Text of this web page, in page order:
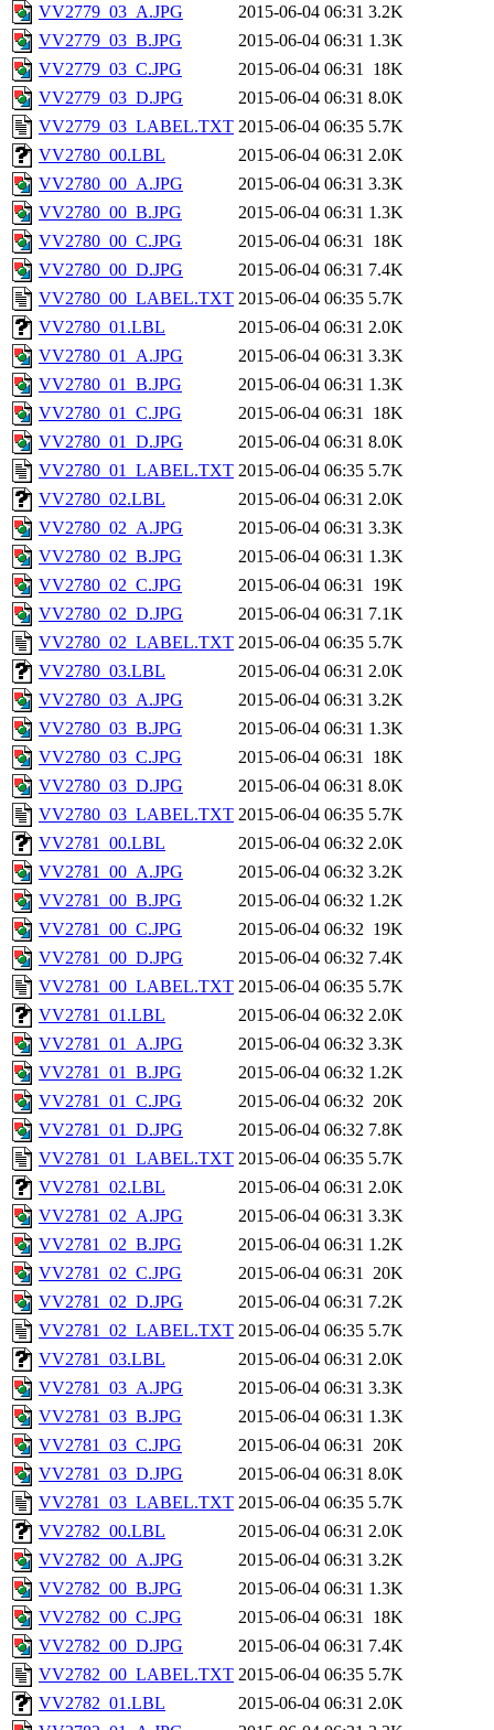
VV2779_03_A.JPG
2015-06-04 06:31 3.2K
VV2779_03_B.JPG
2015-06-04 06:31 1.3K
VV2779_03_C.JPG
2015-06-04 06:31 18K
VV2779_03_D.JPG
2015-06-04 06:31 8.0K
VV2779_03_LABEL.TXT 2015-06-04 06:35 5.7K
VV2780_00.LBL
2015-06-04 06:31 2.0K
VV2780_00_A.JPG
2015-06-04 06:31 3.3K
VV2780_00_B.JPG
2015-06-04 06:31 1.3K
VV2780_00_C.JPG
2015-06-04 06:31 18K
VV2780_00_D.JPG
2015-06-04 06:31 7.4K
VV2780_00_LABEL.TXT 2015-06-04 06:35 5.7K
VV2780_01.LBL
2015-06-04 06:31 2.0K
VV2780_01_A.JPG
2015-06-04 06:31 3.3K
VV2780_01_B.JPG
2015-06-04 06:31 1.3K
VV2780_01_C.JPG
2015-06-04 06:31 18K
VV2780_01_D.JPG
2015-06-04 06:31 8.0K
VV2780_01_LABEL.TXT 2015-06-04 06:35 5.7K
VV2780_02.LBL
2015-06-04 06:31 2.0K
VV2780_02_A.JPG
2015-06-04 06:31 3.3K
VV2780_02_B.JPG
2015-06-04 06:31 1.3K
VV2780_02_C.JPG
2015-06-04 06:31 19K
VV2780_02_D.JPG
2015-06-04 06:31 7.1K
VV2780_02_LABEL.TXT 2015-06-04 06:35 5.7K
VV2780_03.LBL
2015-06-04 06:31 2.0K
VV2780_03_A.JPG
2015-06-04 06:31 3.2K
VV2780_03_B.JPG
2015-06-04 06:31 1.3K
VV2780_03_C.JPG
2015-06-04 06:31 18K
VV2780_03_D.JPG
2015-06-04 06:31 8.0K
VV2780_03_LABEL.TXT 2015-06-04 06:35 5.7K
VV2781_00.LBL
2015-06-04 06:32 2.0K
VV2781_00_A.JPG
2015-06-04 06:32 3.2K
VV2781_00_B.JPG
2015-06-04 06:32 1.2K
VV2781_00_C.JPG
2015-06-04 06:32 19K
VV2781_00_D.JPG
2015-06-04 06:32 7.4K
VV2781_00_LABEL.TXT 2015-06-04 06:35 5.7K
VV2781_01.LBL
2015-06-04 06:32 2.0K
VV2781_01_A.JPG
2015-06-04 06:32 3.3K
VV2781_01_B.JPG
2015-06-04 06:32 1.2K
VV2781_01_C.JPG
2015-06-04 06:32 20K
VV2781_01_D.JPG
2015-06-04 06:32 7.8K
VV2781_01_LABEL.TXT 2015-06-04 06:35 5.7K
VV2781_02.LBL
2015-06-04 06:31 2.0K
VV2781_02_A.JPG
2015-06-04 06:31 3.3K
VV2781_02_B.JPG
2015-06-04 06:31 1.2K
VV2781_02_C.JPG
2015-06-04 06:31 20K
VV2781_02_D.JPG
2015-06-04 06:31 7.2K
VV2781_02_LABEL.TXT 2015-06-04 06:35 5.7K
VV2781_03.LBL
2015-06-04 06:31 2.0K
VV2781_03_A.JPG
2015-06-04 06:31 3.3K
VV2781_03_B.JPG
2015-06-04 06:31 1.3K
VV2781_03_C.JPG
2015-06-04 06:31 20K
VV2781_03_D.JPG
2015-06-04 06:31 8.0K
VV2781_03_LABEL.TXT 2015-06-04 06:35 5.7K
VV2782_00.LBL
2015-06-04 06:31 2.0K
VV2782_00_A.JPG
2015-06-04 06:31 3.2K
VV2782_00_B.JPG
2015-06-04 06:31 1.3K
VV2782_00_C.JPG
2015-06-04 06:31 18K
VV2782_00_D.JPG
2015-06-04 06:31 7.4K
VV2782_00_LABEL.TXT 2015-06-04 06:35 5.7K
VV2782_01.LBL
2015-06-04 06:31 2.0K